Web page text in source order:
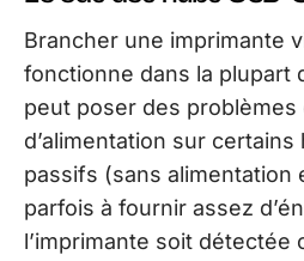
Brancher une imprimante
fonctionne dans la plupart
peut poser des problèmes
d’alimentation sur
passifs (sans alimentation
parfois à fournir assez
l’imprimante soit détectée